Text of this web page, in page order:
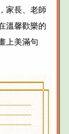
家長、老師
溫馨歡樂的
上美滿句